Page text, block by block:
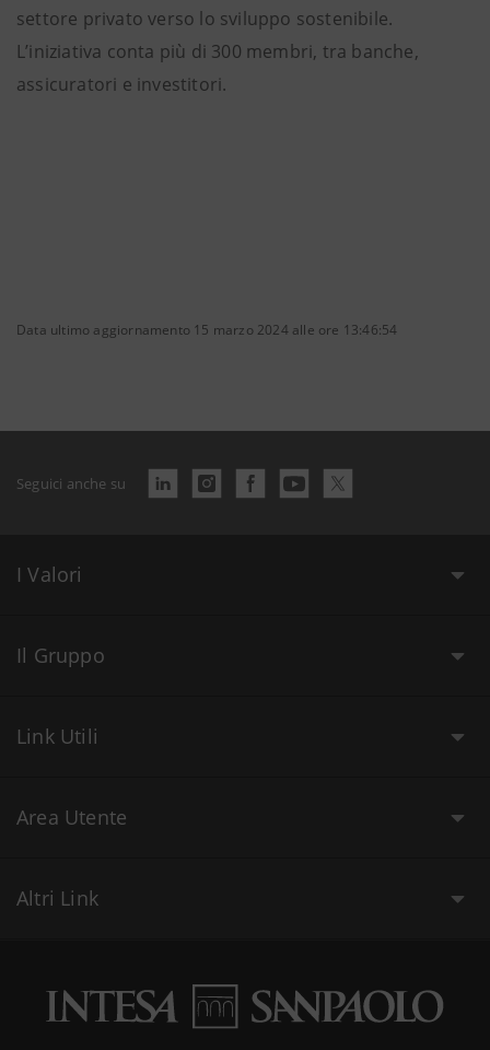
settore privato verso lo sviluppo sostenibile.
L’iniziativa conta più di 300 membri, tra banche,
assicuratori e investitori.
Data ultimo aggiornamento 15 marzo 2024 alle ore 13:46:54
Seguici anche su
I Valori
Il Gruppo
Link Utili
Area Utente
Altri Link